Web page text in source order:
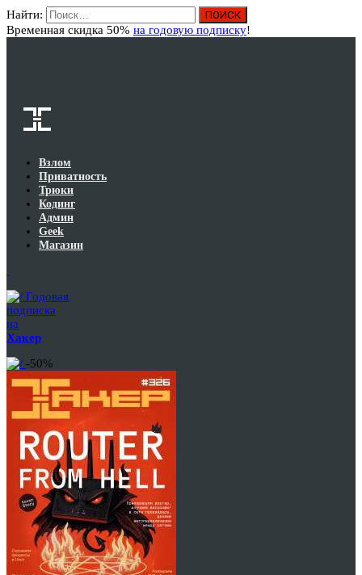
Найти:
Временная скидка 50% на годовую подписку!
Взлом
Приватность
Трюки
Кодинг
Админ
Geek
Магазин
Годовая
подписка
на
Хакер
-50%